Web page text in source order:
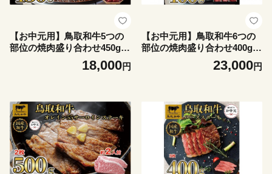
【お中元用】鳥取和牛5つの
部位の焼肉盛り合わせ450g 1
18,000円
【お中元用】鳥取和牛6つの
部位の焼肉盛り合わせ400g 1
23,000円